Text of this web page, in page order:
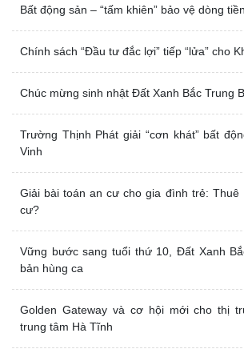
Hoàn thành sứ mệnh chia sẻ yêu thương
[Series “Chiến Tướng”] Phó GĐKD
Chính sách “Đầu tư đắc lợi” tiếp “lửa” cho
Chúc mừng sinh nhật Đất Xanh Bắc Trung
Trường Thịnh Phát giải “cơn khát” bất
Vinh
Giải bài toán an cư cho gia đình trẻ: Thuê